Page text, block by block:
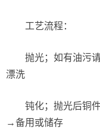
工艺流程：
抛光；如有油污
漂洗
钝化；抛光后铜
→备用或储存